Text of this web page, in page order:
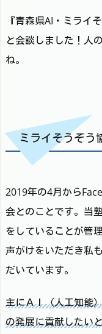
『青森県AI・ミライ
と会談しました！人
ね。
ミライそうぞう
2019年の4月から
会とのことです。当
をしていることが管
声がけをいただき私
だいています。
主にＡＩ（人工知能
の発展に貢献したい